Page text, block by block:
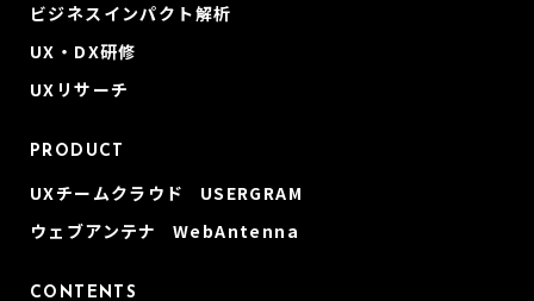
ビジネスインパクト解析
UX・DX研修
UXリサーチ
PRODUCT
UXチームクラウド USERGRAM
ウェブアンテナ WebAntenna
CONTENTS